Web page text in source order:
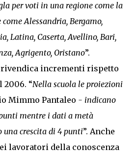
per voti in una regione come la
Alessandria, Bergamo,
Latina, Caserta, Avellino, Bari,
Agrigento, Oristano”.
incrementi rispetto
2006. “Nella scuola le proiezioni
Mimmo Pantaleo - indicano
mentre i dati a metà
una crescita di 4 punti”. Anche
lavoratori della conoscenza